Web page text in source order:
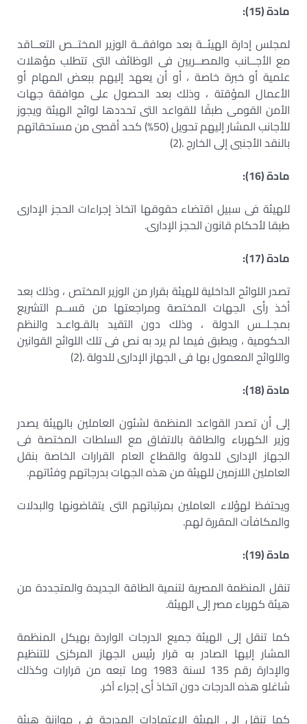
مادة (15):
لمجلس إدارة الهيئــة بعد موافقــة الوزير المختــص التعــاقد
مع الأجــانب والمصــريين فى الوظائف التى تتطلب مؤهلات
علمية أو خبرة خاصة ، أو أن يعهد إليهم ببعض المهام أو
الأعمال المؤقتة ، وذلك بعد الحصول على موافقة جهات
الأمن القومى طبقًا للقواعد التى تحددها لوائح الهيئة ويجوز
للأجانب المشار إليهم تحويل (50%) كحد أقصى من مستحقاتهم
بالنقد الأجنبى إلى الخارج .(2)
مادة (16):
للهيئة فى سبيل اقتضاء حقوقها اتخاذ إجراءات الحجز الإدارى
طبقا لأحكام قانون الحجز الإدارى.
مادة (17):
تصدر اللوائح الداخلية للهيئة بقرار من الوزير المختص ، وذلك بعد
أخذ رأى الجهات المختصة ومراجعتها من قســم التشريع
بمجـلــس الدولة ، وذلك دون التقيد بالقـواعـد والنظم
الحكومية ، ويطبق فيما لم يرد به نص فى تلك اللوائح القوانين
واللوائح المعمول بها فى الجهاز الإدارى للدولة .(2)
مادة (18):
إلى أن تصدر القواعد المنظمة لشئون العاملين بالهيئة يصدر
وزير الكهرباء والطاقة بالاتفاق مع السلطات المختصة فى
الجهاز الإدارى للدولة والقطاع العام القرارات الخاصة بنقل
العاملين اللازمين للهيئة من هذه الجهات بدرجاتهم وفئاتهم.
ويحتفظ لهؤلاء العاملين بمرتباتهم التى يتقاضونها والبدلات
والمكافآت المقررة لهم.
مادة (19):
تنقل المنظمة المصرية لتنمية الطاقة الجديدة والمتجددة من
هيئة كهرباء مصر إلى الهيئة.
كما تنقل إلى الهيئة جميع الدرجات الواردة بهيكل المنظمة
المشار إليها الصادر به قرار رئيس الجهاز المركزى للتنظيم
والإدارة رقم 135 لسنة 1983 وما تبعه من قرارات وكذلك
شاغلو هذه الدرجات دون اتخاذ أى إجراء آخر.
كما تنقل إلى الهيئة الاعتمادات المدرجة فى موازنة هيئة